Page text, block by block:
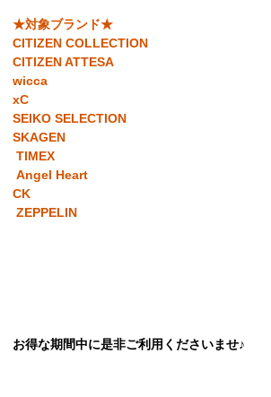
★対象ブランド★
CITIZEN COLLECTION
CITIZEN ATTESA
wicca
xC
SEIKO SELECTION
SKAGEN
TIMEX
Angel Heart
CK
ZEPPELIN
お得な期間中に是非ご利用くださいませ♪